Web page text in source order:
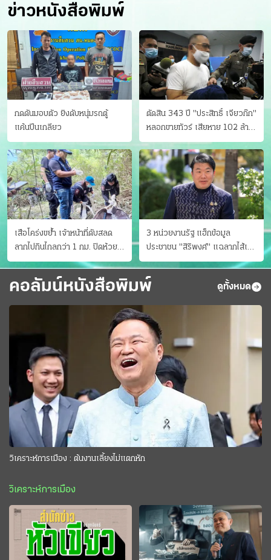
ข่าวหนังสือพิมพ์
กดดันมอบตัว ยิงดับหนุ่มรถตู้
แค้นปีนเกลียว
ตัดสิน 343 ปี "ประสิทธิ์ เจียวก๊ก"
หลอกขายทัวร์ เสียหาย 102 ล้าน
มีเหยื่อ 173 คน
เสือโคร่งขย้ำ เจ้าหน้าที่ดับสลด
ลากไปกินไกลกว่า 1 กม. ปิดห้วย
ขาแข้งชั่วคราว
3 หน่วยงานรัฐ แฮ็กข้อมูล
ประชาชน "สิริพงศ์" แฉลากไส้เอง
"หนู" กอด "หนิม" สยบลือ
คอลัมน์หนังสือพิมพ์ ดูทั้งหมด
วิเคราะห์การเมือง : ต้นงานเลี้ยงไม่แตกหัก
วิเคราะห์การเมือง